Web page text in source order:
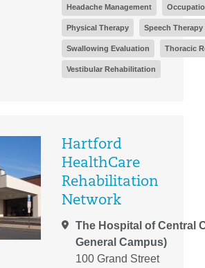
Headache Management
Physical Therapy Speech
Swallowing Evaluation Thoracic
Vestibular Rehabilitation
Hartford
HealthCare
Rehabilitation
Network
The Hospital of Central
General Campus)
100 Grand Street